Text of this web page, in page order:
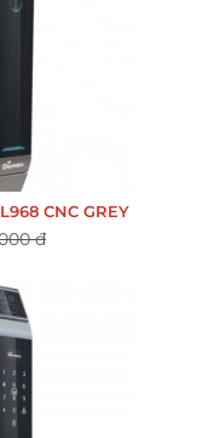
CNC GREY
đ